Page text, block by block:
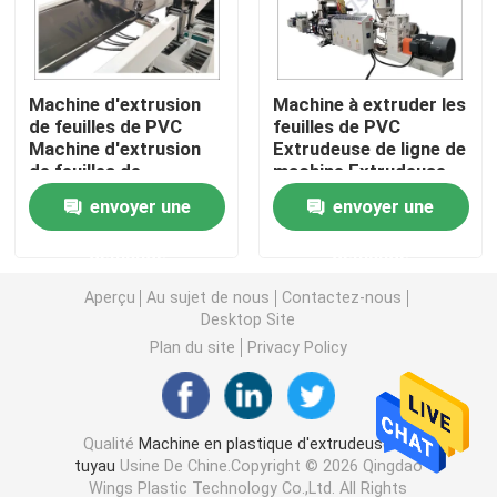
Machine d'extrudeuse de tuyau de PVC
Chaîne de production de tuyau de PPR
Machine d'extrudeuse de tuyau de PE
Machine d'extrusion de bande d'ANIMAL FAMILIER
Pp attachent la chaîne de production
Machine en plastique d'extrudeuse de feuille
Machine d'extrusion
de feuilles de PVC
Machine d'extrusion
de feuilles de
plastique
envoyer une
Machine à extruder les
feuilles de PVC
Extrudeuse de ligne de
machine Extrudeuse
de feuilles de
plastiqueenvoyer une
Aperçu Au sujet de nous
Contactez-nous
Desktop Site
Plan du site
Privacy Policy
Qualité Machine en plastique d'extrudeuse de
tuyau Usine De Chine.Copyright © 2026 Qingdao
Wings Plastic Technology Co.,Ltd. All Rights